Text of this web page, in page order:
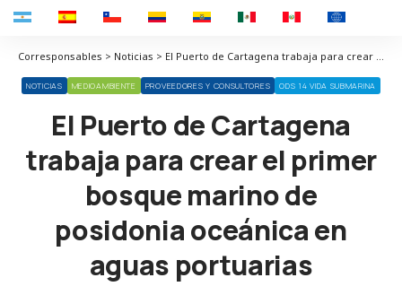
Corresponsables > Noticias > El Puerto de Cartagena trabaja para crear el primer bosque marino de posidonia oceánica en aguas portuarias
NOTICIAS MEDIOAMBIENTE PROVEEDORES Y CONSULTORES ODS 14 VIDA SUBMARINA
El Puerto de Cartagena
trabaja para crear el primer
bosque marino de
posidonia oceánica en
aguas portuarias